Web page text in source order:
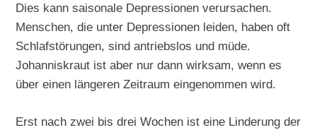
Dies kann saisonale Depressionen verursachen.
Menschen, die unter Depressionen leiden, haben oft
Schlafstörungen, sind antriebslos und müde.
Johanniskraut ist aber nur dann wirksam, wenn es
über einen längeren Zeitraum eingenommen wird.
Erst nach zwei bis drei Wochen ist eine Linderung der